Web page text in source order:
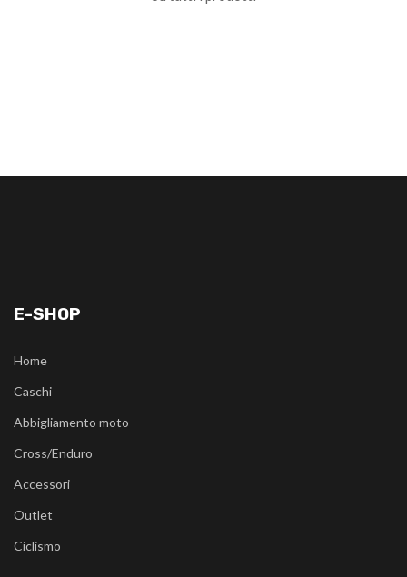
E-SHOP
Home
Caschi
Abbigliamento moto
Cross/Enduro
Accessori
Outlet
Ciclismo